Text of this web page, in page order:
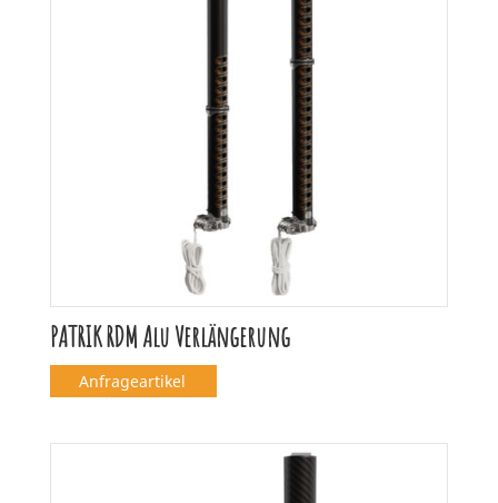
PATRIK RDM Alu Verlängerung
Anfrageartikel